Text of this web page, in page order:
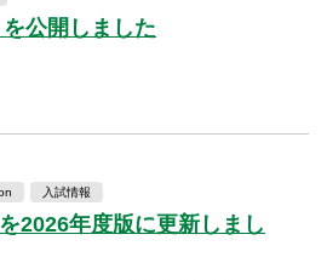
公開しました
入試情報
2026年度版に更新しまし